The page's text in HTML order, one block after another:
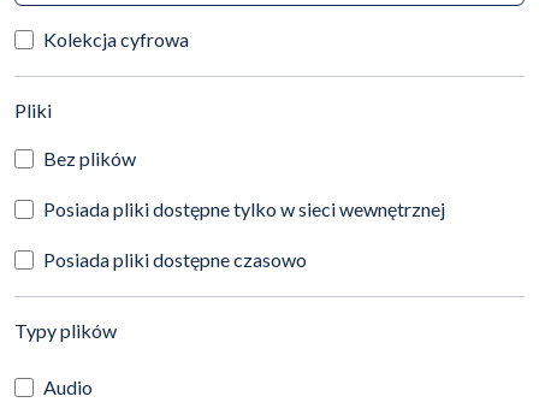
Kolekcja cyfrowa
Pliki(automatyczne przeładowanie treści)
Bez plików
Posiada pliki dostępne tylko w sieci wewnętrznej
Posiada pliki dostępne czasowo
Typy plików(automatyczne przeładowanie treści)
Audio